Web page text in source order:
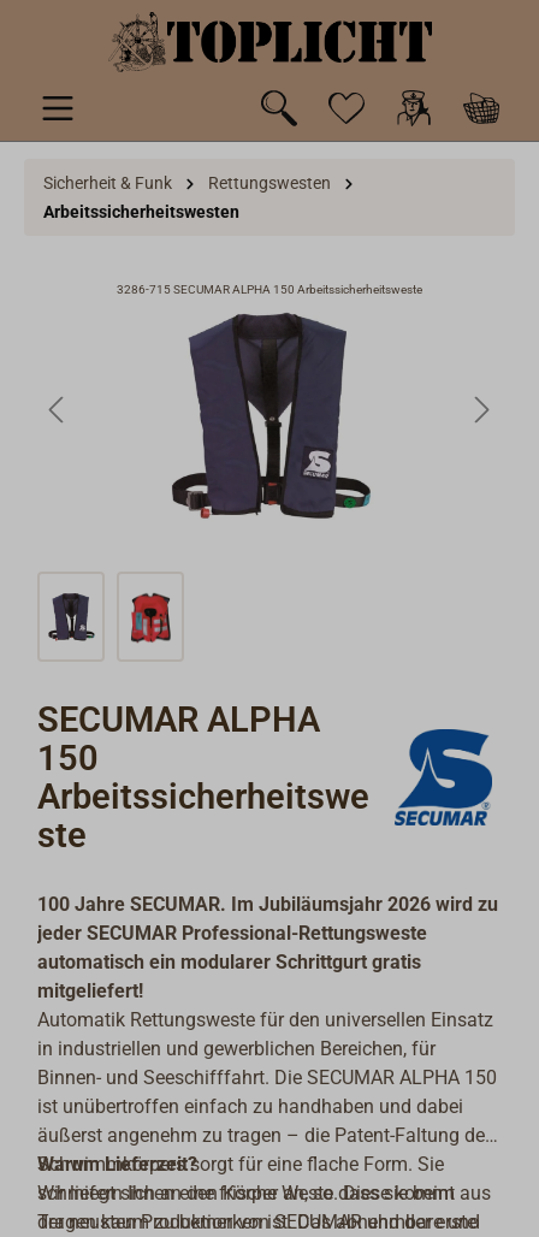
springen
Sicherheit & Funk
Rettungswesten
Arbeitssicherheitswesten
3286-715 SECUMAR ALPHA 150 Arbeitssicherheitsweste
SECUMAR ALPHA
150
Arbeitssicherheitswe
ste
100 Jahre SECUMAR. Im Jubiläumsjahr 2026 wird zu
jeder SECUMAR Professional-Rettungsweste
automatisch ein modularer Schrittgurt gratis
mitgeliefert!
Automatik Rettungsweste für den universellen Einsatz
in industriellen und gewerblichen Bereichen, für
Binnen- und Seeschifffahrt. Die SECUMAR ALPHA 150
ist unübertroffen einfach zu handhaben und dabei
äußerst angenehm zu tragen – die Patent-Faltung des
Schwimmkörpers sorgt für eine flache Form. Sie
schmiegt sich an den Körper an, so dass sie beim
Tragen kaum zu bemerken ist. Das abnehmbare und
Warum Lieferzeit?
Wir liefern Ihnen eine frische Weste. Diese kommt aus
der neusten Produktion von SECUMAR und der erste